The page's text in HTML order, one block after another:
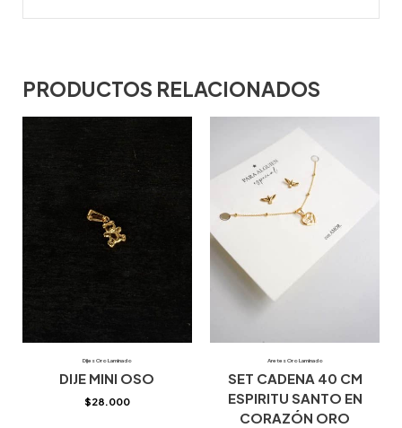
PRODUCTOS RELACIONADOS
Dijes Oro Laminado
DIJE MINI OSO
$28.000
Aretes Oro Laminado
SET CADENA 40 CM
ESPIRITU SANTO EN
CORAZÓN ORO